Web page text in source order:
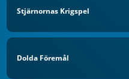
Stjärnornas Krigspel
Dolda Föremål